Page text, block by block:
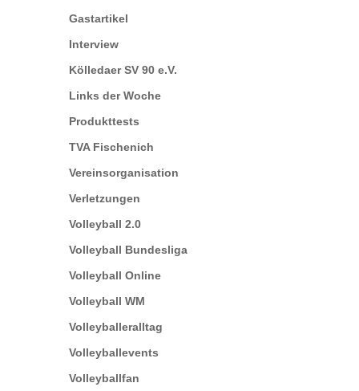
Gastartikel
Interview
Kölledaer SV 90 e.V.
Links der Woche
Produkttests
TVA Fischenich
Vereinsorganisation
Verletzungen
Volleyball 2.0
Volleyball Bundesliga
Volleyball Online
Volleyball WM
Volleyballeralltag
Volleyballevents
Volleyballfan